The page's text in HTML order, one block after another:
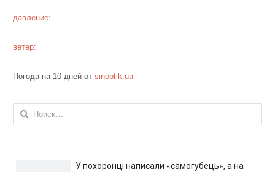
давление:
ветер:
Погода на 10 дней от sinoptik.ua
Найти:
У похоронці написали «самогубець», а на